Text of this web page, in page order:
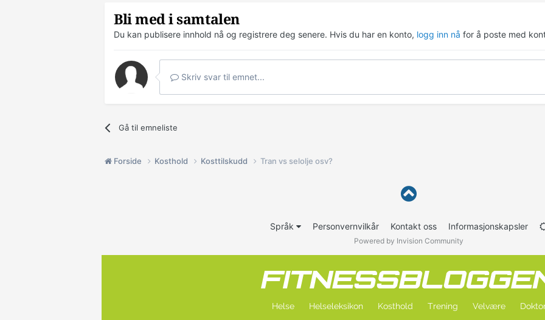
Bli med i samtalen
Du kan publisere innhold nå og registrere deg senere. Hvis du har en konto, logg inn nå for å poste med
Skriv svar til emnet...
Gå til emneliste
Forside Kosthold Kosttilskudd Tran vs selolje osv?
Språk Personvernvilkår Kontakt oss Informasjonskapsler
Powered by Invision Community
Helse Helseleksikon Kosthold Trening Velvære